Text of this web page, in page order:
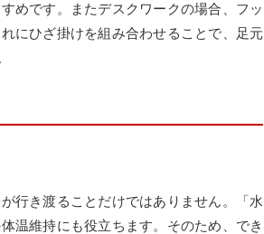
めです。またデスクワークの場合、フッ
にひざ掛けを組み合わせることで、足元
行き渡ることだけではありません。「水
温維持にも役立ちます。そのため、でき